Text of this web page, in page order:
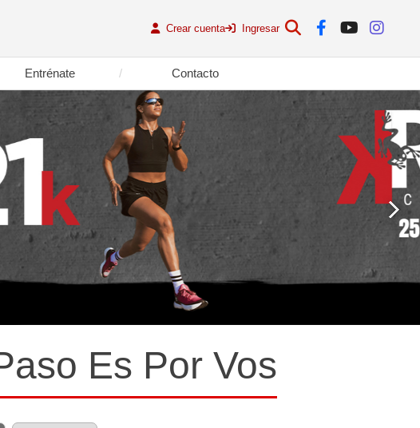
Crear cuenta Ingresar
Entrénate Contacto
Es Por Vos